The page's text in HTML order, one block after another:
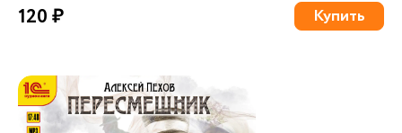
120 ₽ Купить